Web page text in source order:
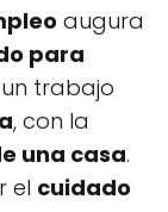
augura
para
trabajo
, con la
una casa.
el cuidado